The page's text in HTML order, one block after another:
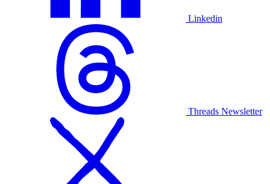
Linkedin
Threads Newsletter